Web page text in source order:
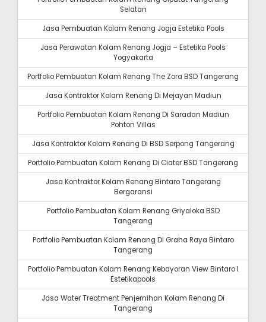
Selatan
Jasa Pembuatan Kolam Renang Jogja Estetika Pools
Jasa Perawatan Kolam Renang Jogja – Estetika Pools
Yogyakarta
Portfolio Pembuatan Kolam Renang The Zora BSD Tangerang
Jasa Kontraktor Kolam Renang Di Mejayan Madiun
Portfolio Pembuatan Kolam Renang Di Saradan Madiun
Pohton Villas
Jasa Kontraktor Kolam Renang Di BSD Serpong Tangerang
Portfolio Pembuatan Kolam Renang Di Ciater BSD Tangerang
Jasa Kontraktor Kolam Renang Bintaro Tangerang
Bergaransi
Portfolio Pembuatan Kolam Renang Griyaloka BSD
Tangerang
Portfolio Pembuatan Kolam Renang Di Graha Raya Bintaro
Tangerang
Portfolio Pembuatan Kolam Renang Kebayoran View Bintaro I
Estetikapools
Jasa Water Treatment Penjernihan Kolam Renang Di
Tangerang